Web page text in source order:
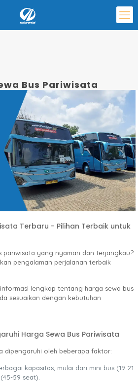
Bus Pariwisata
Terbaru - Pilihan Terbaik untuk
pariwisata yang nyaman dan terjangkau?
pengalaman perjalanan terbaik
lengkap tentang harga sewa bus
sesuaikan dengan kebutuhan
Harga Sewa Bus Pariwisata
dipengaruhi oleh beberapa faktor:
kapasitas, mulai dari mini bus (19-21
59 seat).